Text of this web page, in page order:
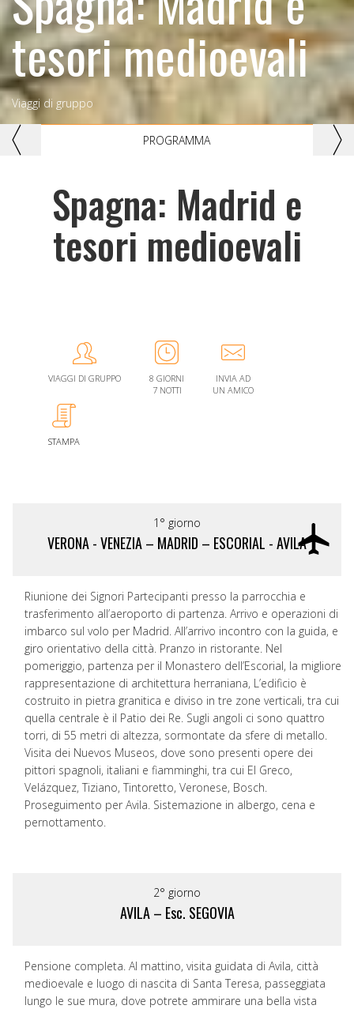
tesori medioevali
Viaggi di gruppo
PROGRAMMA
Spagna: Madrid e
tesori medioevali
VIAGGI DI GRUPPO
8 GIORNI
7 NOTTI
INVIA AD
UN AMICO
STAMPA
1° giorno
VERONA - VENEZIA – MADRID – ESCORIAL - AVILA
Riunione dei Signori Partecipanti presso la parrocchia e
trasferimento all’aeroporto di partenza. Arrivo e operazioni di
imbarco sul volo per Madrid. All’arrivo incontro con la guida, e
giro orientativo della città. Pranzo in ristorante. Nel
pomeriggio, partenza per il Monastero dell’Escorial, la migliore
rappresentazione di architettura herraniana, L’edificio è
costruito in pietra granitica e diviso in tre zone verticali, tra cui
quella centrale è il Patio dei Re. Sugli angoli ci sono quattro
torri, di 55 metri di altezza, sormontate da sfere di metallo.
Visita dei Nuevos Museos, dove sono presenti opere dei
pittori spagnoli, italiani e fiamminghi, tra cui El Greco,
Velázquez, Tiziano, Tintoretto, Veronese, Bosch.
Proseguimento per Avila. Sistemazione in albergo, cena e
pernottamento.
2° giorno
AVILA – Esc. SEGOVIA
Pensione completa. Al mattino, visita guidata di Avila, città
medioevale e luogo di nascita di Santa Teresa, passeggiata
lungo le sue mura, dove potrete ammirare una bella vista